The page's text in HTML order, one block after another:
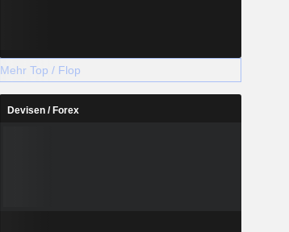
Mehr Top / Flop
Devisen / Forex